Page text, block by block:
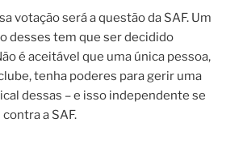
votação será a questão da SAF. Um
desses tem que ser decidido
é aceitável que uma única pessoa,
tenha poderes para gerir uma
dessas – e isso independente se
a SAF.